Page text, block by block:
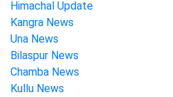
Himachal Update
Kangra News
Una News
Bilaspur News
Chamba News
Kullu News